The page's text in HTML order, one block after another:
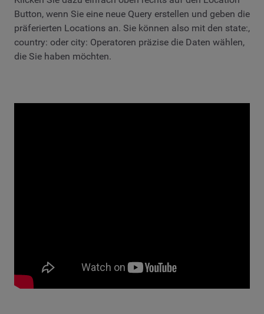
Button, wenn Sie eine neue Query erstellen und geben die
präferierten Locations an. Sie können also mit den state:,
country: oder city: Operatoren präzise die Daten wählen,
die Sie haben möchten.